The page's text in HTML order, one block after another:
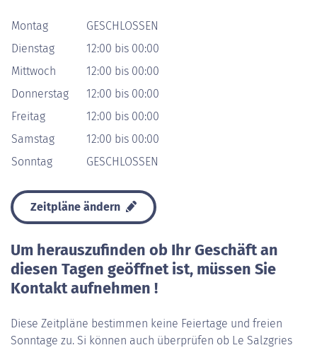
Montag
GESCHLOSSEN
Dienstag
12:00 bis 00:00
Mittwoch
12:00 bis 00:00
Donnerstag
12:00 bis 00:00
Freitag
12:00 bis 00:00
Samstag
12:00 bis 00:00
Sonntag
GESCHLOSSEN
Zeitpläne ändern
Um herauszufinden ob Ihr Geschäft an
diesen Tagen geöffnet ist, müssen Sie
Kontakt aufnehmen !
Diese Zeitpläne bestimmen keine Feiertage und freien
Sonntage zu. Si können auch überprüfen ob Le Salzgries